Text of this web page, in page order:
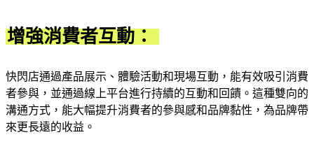
增強消費者互動：
快閃店通過產品展示、體驗活動和現場互動，能有效吸引消費
者參與，並通過線上平台進行持續的互動和回饋。這種雙向的
溝通方式，能大幅提升消費者的參與感和品牌黏性，為品牌帶
來更長遠的收益。